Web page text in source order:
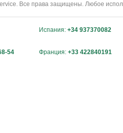
Все права защищены. Любое
Испания: +34 937370082
54 Франция: +33 422840191